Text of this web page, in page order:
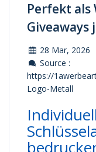
Perfekt
28 Mar, 2026
Source :
https://
Logo-Metall